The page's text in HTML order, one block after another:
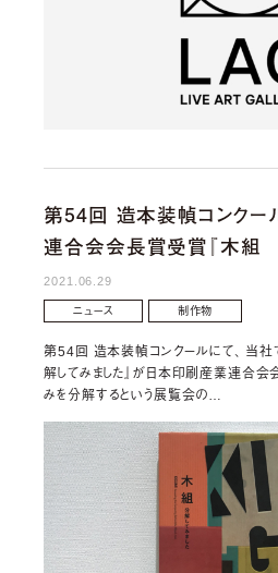
第54回 造本装幀コンク
連合会会長賞受賞『木組
2021.06.29
ニュース 制作物
第54回 造本装幀コンクールにて、 当
解してみました』が日本印刷産業連合会
みを分解するという展覧会の…